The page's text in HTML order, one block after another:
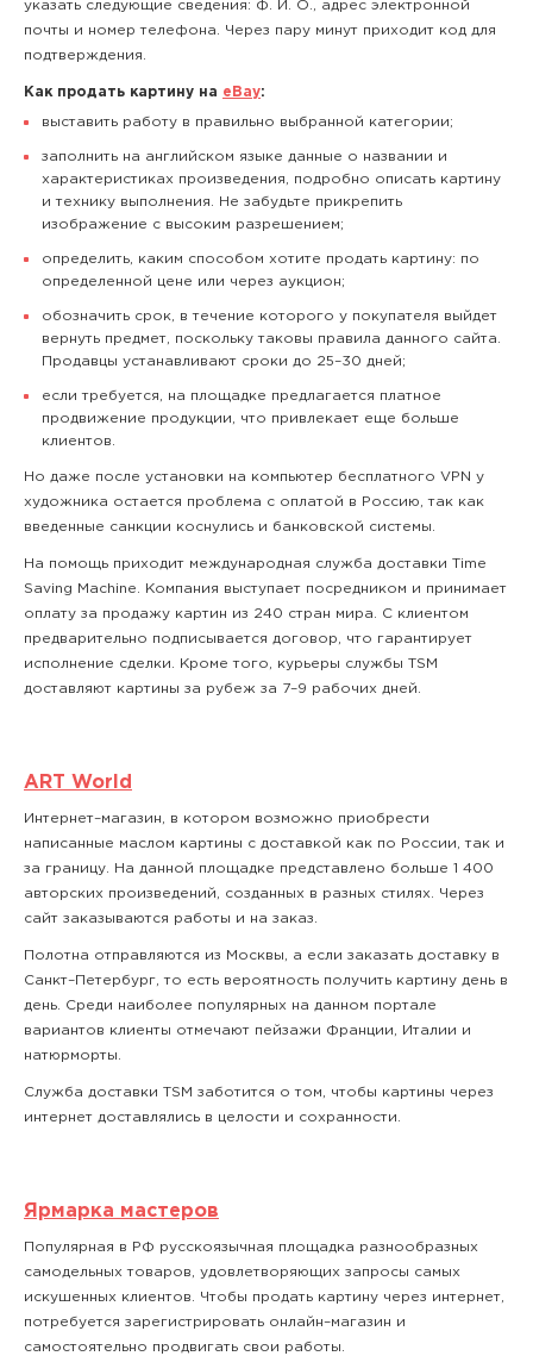
указать следующие сведения: Ф. И. О., адрес электронной
почты и номер телефона. Через пару минут приходит код для
подтверждения.
Как продать картину на eBay:
выставить работу в правильно выбранной категории;
заполнить на английском языке данные о названии и
характеристиках произведения, подробно описать картину
и технику выполнения. Не забудьте прикрепить
изображение с высоким разрешением;
определить, каким способом хотите продать картину: по
определенной цене или через аукцион;
обозначить срок, в течение которого у покупателя выйдет
вернуть предмет, поскольку таковы правила данного сайта.
Продавцы устанавливают сроки до 25–30 дней;
если требуется, на площадке предлагается платное
продвижение продукции, что привлекает еще больше
клиентов.
Но даже после установки на компьютер бесплатного VPN у
художника остается проблема с оплатой в Россию, так как
введенные санкции коснулись и банковской системы.
На помощь приходит международная служба доставки Time
Saving Machine. Компания выступает посредником и принимает
оплату за продажу картин из 240 стран мира. С клиентом
предварительно подписывается договор, что гарантирует
исполнение сделки. Кроме того, курьеры службы TSM
доставляют картины за рубеж за 7–9 рабочих дней.
ART World
Интернет–магазин, в котором возможно приобрести
написанные маслом картины с доставкой как по России, так и
за границу. На данной площадке представлено больше 1 400
авторских произведений, созданных в разных стилях. Через
сайт заказываются работы и на заказ.
Полотна отправляются из Москвы, а если заказать доставку в
Санкт–Петербург, то есть вероятность получить картину день в
день. Среди наиболее популярных на данном портале
вариантов клиенты отмечают пейзажи Франции, Италии и
натюрморты.
Служба доставки TSM заботится о том, чтобы картины через
интернет доставлялись в целости и сохранности.
Ярмарка мастеров
Популярная в РФ русскоязычная площадка разнообразных
самодельных товаров, удовлетворяющих запросы самых
искушенных клиентов. Чтобы продать картину через интернет,
потребуется зарегистрировать онлайн–магазин и
самостоятельно продвигать свои работы.